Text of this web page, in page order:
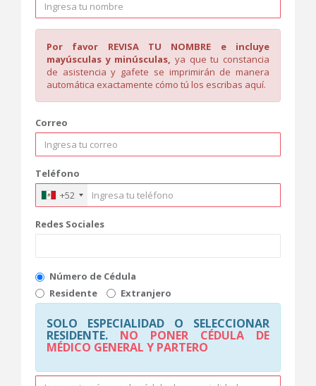
Por favor REVISA TU NOMBRE e incluye
mayúsculas y minúsculas, ya que tu constancia
de asistencia y gafete se imprimirán de manera
automática exactamente cómo tú los escribas aquí.
Correo
Teléfono
+52
Redes Sociales
Número de Cédula
Residente
Extranjero
SOLO ESPECIALIDAD O SELECCIONAR
RESIDENTE. NO PONER CÉDULA DE
MÉDICO GENERAL Y PARTERO